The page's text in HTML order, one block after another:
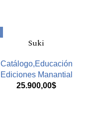
Suki
Catálogo,Educación
Ediciones Manantial
25.900,00$